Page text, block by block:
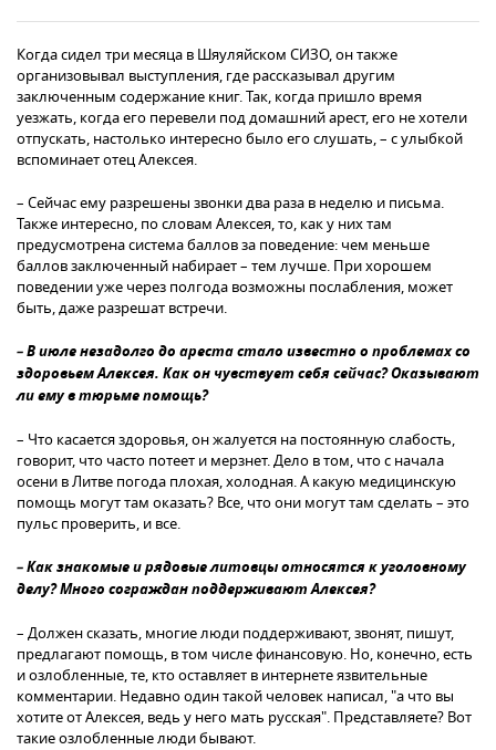
Когда сидел три месяца в Шяуляйском СИЗО, он также
организовывал выступления, где рассказывал другим
заключенным содержание книг. Так, когда пришло время
уезжать, когда его перевели под домашний арест, его не хотели
отпускать, настолько интересно было его слушать, – с улыбкой
вспоминает отец Алексея.
– Сейчас ему разрешены звонки два раза в неделю и письма.
Также интересно, по словам Алексея, то, как у них там
предусмотрена система баллов за поведение: чем меньше
баллов заключенный набирает – тем лучше. При хорошем
поведении уже через полгода возможны послабления, может
быть, даже разрешат встречи.
– В июле незадолго до ареста стало известно о проблемах со
здоровьем Алексея. Как он чувствует себя сейчас? Оказывают
ли ему в тюрьме помощь?
– Что касается здоровья, он жалуется на постоянную слабость,
говорит, что часто потеет и мерзнет. Дело в том, что с начала
осени в Литве погода плохая, холодная. А какую медицинскую
помощь могут там оказать? Все, что они могут там сделать – это
пульс проверить, и все.
– Как знакомые и рядовые литовцы относятся к уголовному
делу? Много сограждан поддерживают Алексея?
– Должен сказать, многие люди поддерживают, звонят, пишут,
предлагают помощь, в том числе финансовую. Но, конечно, есть
и озлобленные, те, кто оставляет в интернете язвительные
комментарии. Недавно один такой человек написал, "а что вы
хотите от Алексея, ведь у него мать русская". Представляете? Вот
такие озлобленные люди бывают.